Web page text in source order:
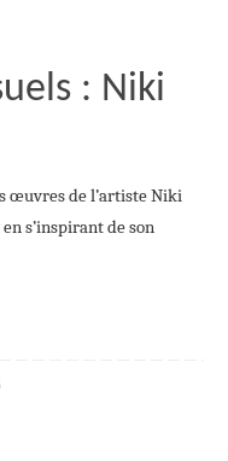
: Niki
œuvres de l’artiste Niki
s’inspirant de son